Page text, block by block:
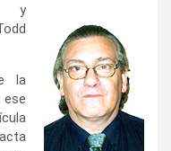
y
la